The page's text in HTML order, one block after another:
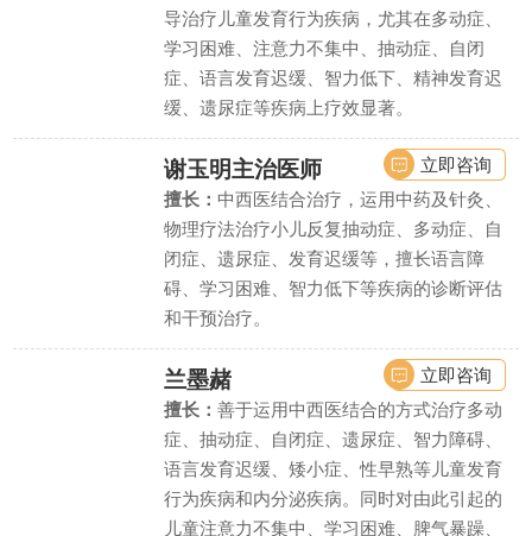
导治疗儿童发育行为疾病，尤其在多动症、
学习困难、注意力不集中、抽动症、自闭
症、语言发育迟缓、智力低下、精神发育迟
缓、遗尿症等疾病上疗效显著。
谢玉明主治医师
擅长： 中西医结合治疗，运用中药及针灸、
物理疗法治疗小儿反复抽动症、多动症、自
闭症、遗尿症、发育迟缓等，擅长语言障
碍、学习困难、智力低下等疾病的诊断评估
和干预治疗。
立即咨询
兰墨赭
擅长： 善于运用中西医结合的方式治疗多动
症、抽动症、自闭症、遗尿症、智力障碍、
语言发育迟缓、矮小症、性早熟等儿童发育
行为疾病和内分泌疾病。同时对由此引起的
儿童注意力不集中、学习困难、脾气暴躁、
立即咨询